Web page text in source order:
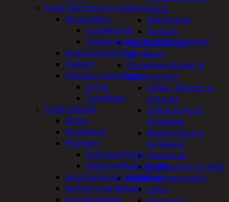
lastat
Sekoittimet
Suojaus
Muut työkalut ja
tarvikkeet
Paineilmatyökalut ja
kompressorit
Letkut, liittimet ja
pistoolit
Letkut ja muut
tarvikkeet
Maaliruiskut ja
tarvikkeet
Naulaimet
Pulttipyssyt ja räikät
Rakennusmateriaalit
Listat
Kodin lämmitys ja tuuletus
Ilmanvaihto
Suodattimet
Tuulettimet ja Ilmastointilaitteet
Kaasulämmittimet
Patterit
Tulisijat ja tarvikkeet
Arinat
Tarvikkeet
Kodintekstiilit
Matot
Pöytäliinat
Pyyhkeet
Keittiöpyyhkeet
Kylpypyyhkeet ja takit
Sisustustyynyt ja päälliset
Verhot ja tarvikkeet
Vuodevaatteet